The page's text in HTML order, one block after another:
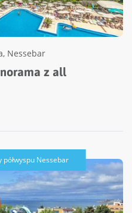
, Nessebar
z all
półwyspu Nessebar